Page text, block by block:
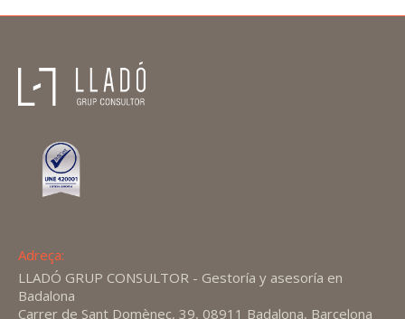
Adreça:
LLADÓ GRUP CONSULTOR - Gestoría y asesoría en
Badalona
Carrer de Sant Domènec, 39, 08911 Badalona, Barcelona